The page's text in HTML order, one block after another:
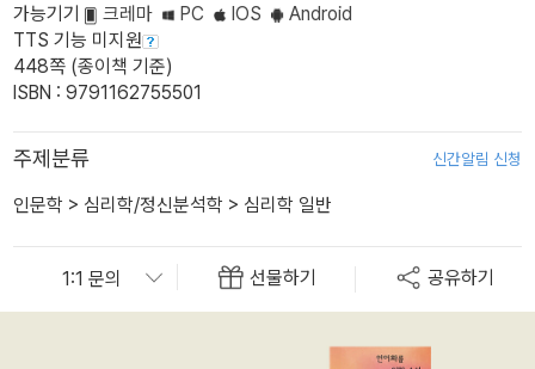
가능기기
크레마 PC IOS
Android
TTS 기능 미지원
448쪽 (종이책 기준)
ISBN : 9791162755501
주제분류 신간알림 신청
인문학 > 심리학/정신분석학 > 심리학 일반
선물하기 공유하기